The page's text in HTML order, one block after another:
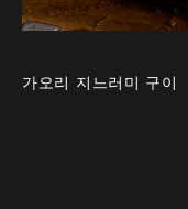
가오리 지느러미 구이